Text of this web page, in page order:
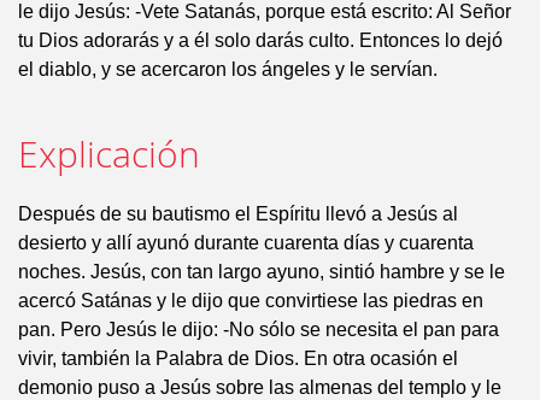
le dijo Jesús: -Vete Satanás, porque está escrito: Al Señor
tu Dios adorarás y a él solo darás culto. Entonces lo dejó
el diablo, y se acercaron los ángeles y le servían.
Explicación
Después de su bautismo el Espíritu llevó a Jesús al
desierto y allí ayunó durante cuarenta días y cuarenta
noches. Jesús, con tan largo ayuno, sintió hambre y se le
acercó Satánas y le dijo que convirtiese las piedras en
pan. Pero Jesús le dijo: -No sólo se necesita el pan para
vivir, también la Palabra de Dios. En otra ocasión el
demonio puso a Jesús sobre las almenas del templo y le